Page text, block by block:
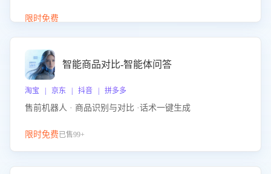
限时免费
智能商品对比-智能体问答
淘宝 | 京东 | 抖音 | 拼多多
售前机器人 · 商品识别与对比 ·话术一键生成
限时免费已售99+